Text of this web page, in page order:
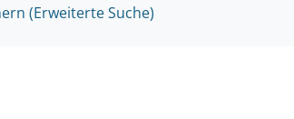
(Erweiterte Suche)